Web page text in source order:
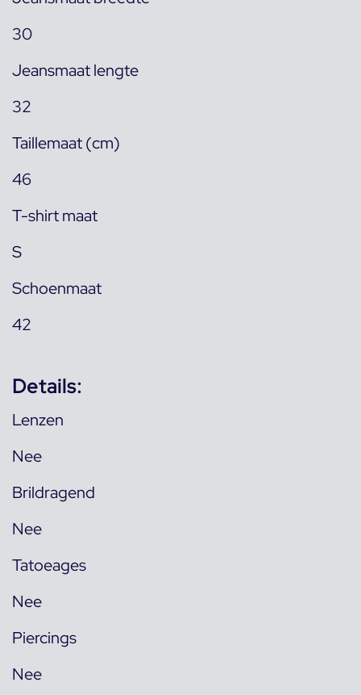
30
Jeansmaat lengte
32
Taillemaat (cm)
46
T-shirt maat
S
Schoenmaat
42
Details:
Lenzen
Nee
Brildragend
Nee
Tatoeages
Nee
Piercings
Nee